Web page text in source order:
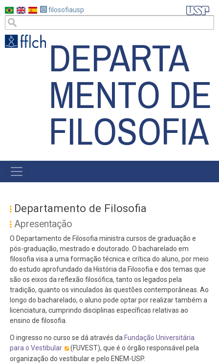
para
conteúdo
principal
filosofiausp
DEPARTA
MENTO DE
FILOSOFIA
MAIN
Departamento de Filosofia
Apresentação
O Departamento de Filosofia ministra cursos de graduação e
pós-graduação, mestrado e doutorado. O bacharelado em
filosofia visa a uma formação técnica e crítica do aluno, por meio
do estudo aprofundado da História da Filosofia e dos temas que
são os eixos da reflexão filosófica, tanto os legados pela
tradição, quanto os vinculados às questões contemporâneas. Ao
longo do bacharelado, o aluno pode optar por realizar também a
licenciatura, cumprindo disciplinas específicas relativas ao
ensino de filosofia.
O ingresso no curso se dá através da Fundação Universitária
para o Vestibular
(FUVEST), que é o órgão responsável pela
organização do vestibular e pelo ENEM-USP.